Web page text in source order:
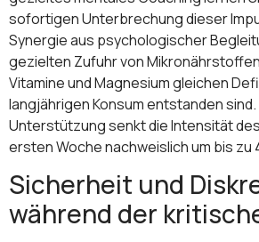
sofortigen Unterbrechung dieser
Synergie aus psychologischer
gezielten Zufuhr von
Vitamine und Magnesium gleichen
langjährigen Konsum entstanden
Unterstützung senkt die Intensität
ersten Woche nachweislich um bis zu
Sicherheit und
während der